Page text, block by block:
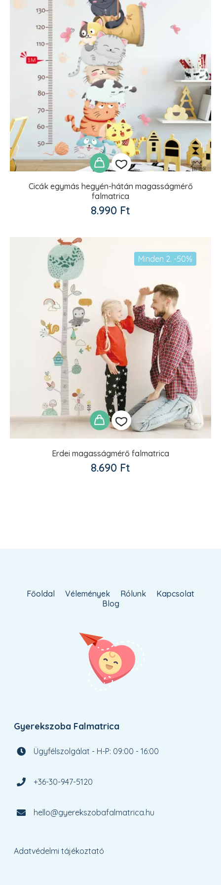
Cicák egymás hegyén-hátán magasságmérő
falmatrica
8.990 Ft
Kedvencekhez
Erdei magasságmérő falmatrica
8.690 Ft
Minden 2. -50%
Kedvencekhez
Főoldal Vélemények Rólunk
Kapcsolat
Blog
Gyerekszoba Falmatrica
Ügyfélszolgálat - H-P: 09:00 - 16:00
+36-30-947-5120
hello@gyerekszobafalmatrica.hu
Adatvédelmi tájékoztató